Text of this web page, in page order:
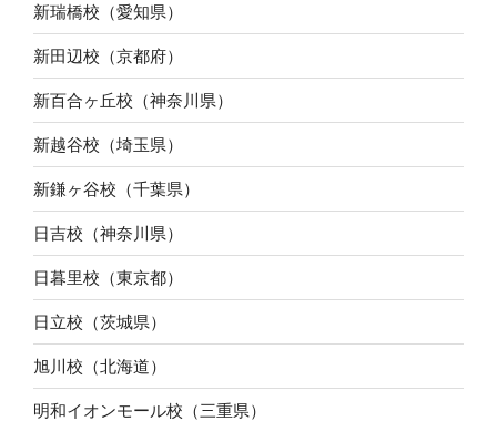
新瑞橋校（愛知県）
新田辺校（京都府）
新百合ヶ丘校（神奈川県）
新越谷校（埼玉県）
新鎌ヶ谷校（千葉県）
日吉校（神奈川県）
日暮里校（東京都）
日立校（茨城県）
旭川校（北海道）
明和イオンモール校（三重県）